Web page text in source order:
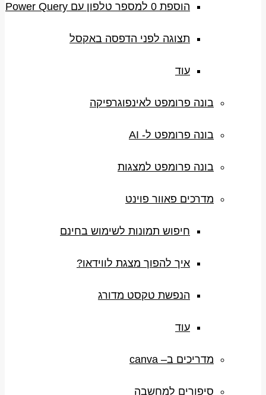
הוספת 0 למספר טלפון עם Power Query
תצוגה לפני הדפסה באקסל
עוד
בונה פרומפט לאינפוגרפיקה
בונה פרומפט ל- AI
בונה פרומפט למצגות
מדרכים פאוור פוינט
חיפוש תמונות לשימוש בחינם
איך להפוך מצגת לווידאו?
הנפשת טקסט מדורג
עוד
מדריכים ב– canva
סיפורים למחשבה